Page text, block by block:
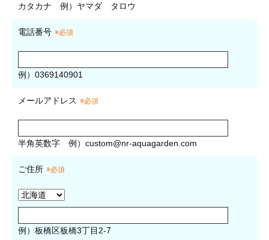
カタカナ 例）ヤマダ タロウ
電話番号 ※必須
例）0369140901
メールアドレス ※必須
半角英数字 例） custom@nr-aquagarden.com
ご住所 ※必須
例）板橋区板橋3丁目2-7